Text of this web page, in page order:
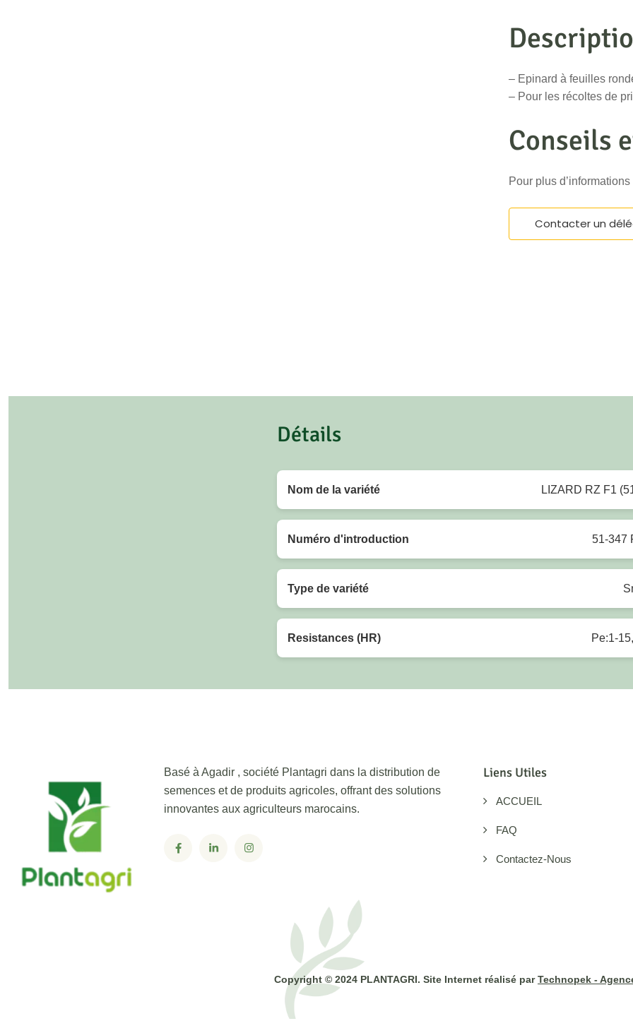
– Epinard à feuilles
– Pour les récoltes de
Conseils
Pour plus
Contacter un
Détails
Nom de la variété LIZARD RZ F1
Numéro d'introduction 51-347
Type de variété
Resistances (HR) Pe:1-
Basé à Agadir , société Plantagri dans la distribution de
semences et de produits agricoles, offrant des solutions
innovantes aux agriculteurs marocains.
Liens Utiles
ACCUEIL
FAQ
Contactez-Nous
Copyright © 2024 PLANTAGRI. Site Internet réalisé parTechnopek -